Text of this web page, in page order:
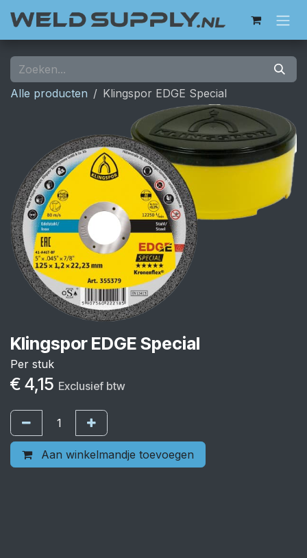
Alle producten Klingspor EDGE Special
Klingspor EDGE Special
Per stuk
€ 4,15 Exclusief btw
Aan winkelmandje toevoegen